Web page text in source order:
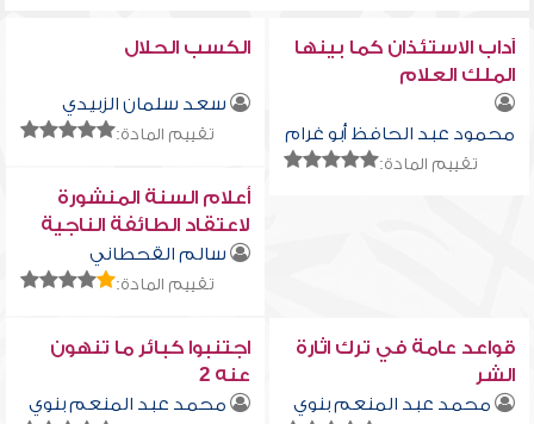
آداب الاستئذان كما بينها
الملك العلام
محمود عبد الحافظ أبو غرام
تقييم المادة:
الكسب الحلال
سعد سلمان الزبيدي
تقييم المادة:
أعلام السنة المنشورة
لاعتقاد الطائفة الناجية
المنصورة . الدرس الرابع
عشر
سالم القحطاني
تقييم المادة:
قواعد عامة في ترك اثارة
الشر
محمد عبد المنعم بنوي
اجتنبوا كبائر ما تنهون
عنه 2
محمد عبد المنعم بنوي